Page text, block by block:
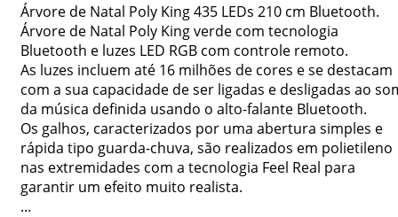
Árvore de Natal Poly King 435 LEDs 210 cm Bluetooth.
Árvore de Natal Poly King verde com tecnologia
Bluetooth e luzes LED RGB com controle remoto.
As luzes incluem até 16 milhões de cores e se destacam
com a sua capacidade de ser ligadas e desligadas ao
da música definida usando o alto-falante Bluetooth.
Os galhos, caracterizados por uma abertura simples e
rápida tipo guarda-chuva, são realizados em polietileno
nas extremidades com a tecnologia Feel Real para
garantir um efeito muito realista.
...